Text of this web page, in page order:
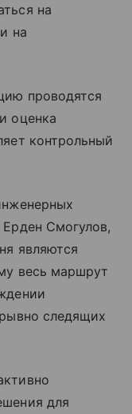
на
на
проводятся
оценка
контрольный
Смогулов,
являются
весь маршрут
следящих
для